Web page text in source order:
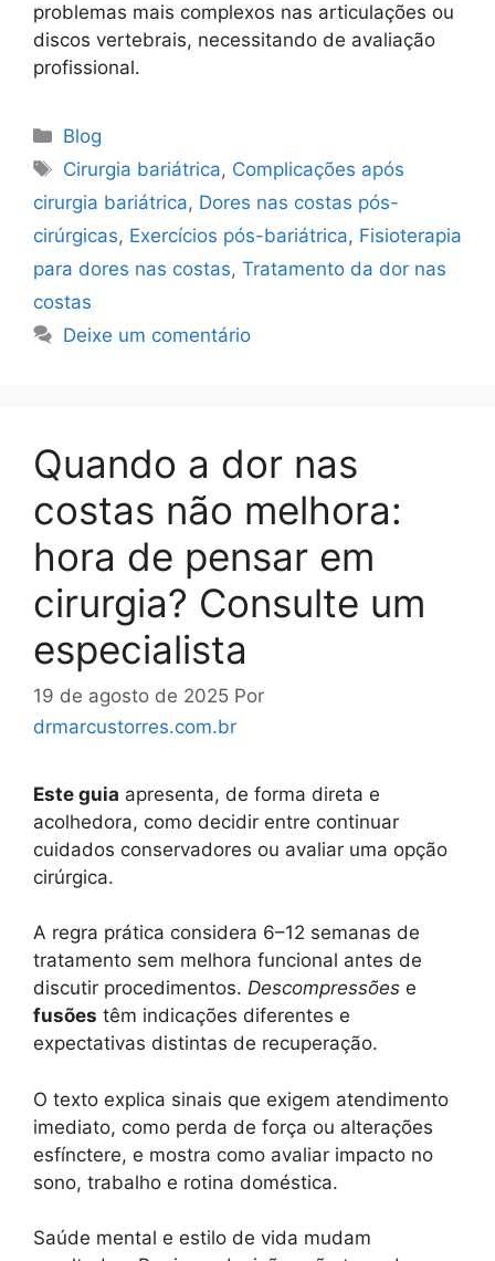
problemas mais complexos nas articulações ou
discos vertebrais, necessitando de avaliação
profissional.
Blog
Cirurgia bariátrica, Complicações após
cirurgia bariátrica, Dores nas costas pós-
cirúrgicas, Exercícios pós-bariátrica, Fisioterapia
para dores nas costas, Tratamento da dor nas
costas
Deixe um comentário
Quando a dor nas
costas não melhora:
hora de pensar em
cirurgia? Consulte um
especialista
19 de agosto de 2025 Por
drmarcustorres.com.br
Este guia apresenta, de forma direta e
acolhedora, como decidir entre continuar
cuidados conservadores ou avaliar uma opção
cirúrgica.
A regra prática considera 6–12 semanas de
tratamento sem melhora funcional antes de
discutir procedimentos. Descompressões e
fusões têm indicações diferentes e
expectativas distintas de recuperação.
O texto explica sinais que exigem atendimento
imediato, como perda de força ou alterações
esfínctere, e mostra como avaliar impacto no
sono, trabalho e rotina doméstica.
Saúde mental e estilo de vida mudam